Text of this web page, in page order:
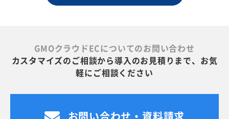
GMOクラウドECについてのお問い合わせ
カスタマイズのご相談から導入のお見積りまで、お気
軽にご相談ください